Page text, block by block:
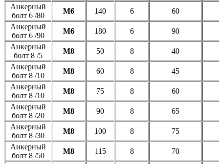
Анкерный
болт 6 /80
М6 140 6
60
Анкерный
болт 6 /90
М6 180 6
90
Анкерный
болт 8 /5
М8 50 8
40
Анкерный
болт 8 /10
М8 60 8
45
Анкерный
болт 8 /10
М8 75 8
60
Анкерный
болт 8 /20
М8 90 8
65
Анкерный
болт 8 /30
М8 100 8
75
Анкерный
болт 8 /50
М8 115 8
70